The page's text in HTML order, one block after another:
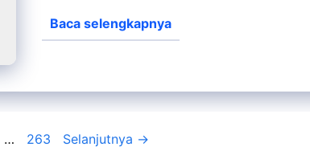
Baca selengkapnya
… Halaman
263 Selanjutnya →